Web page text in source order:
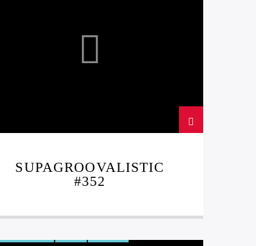
SUPAGROOVALISTIC
#352